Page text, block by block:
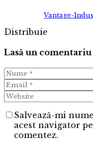
Vantage-
Distribuie
Lasă un comentariu
Salvează-mi
acest navigator
comentez.